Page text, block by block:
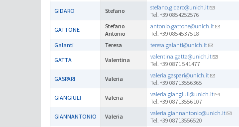
GIDARO
Stefano
stefano.gidaro@unich.it
Tel. +39 0854252576
GATTONE
Stefano
Antonio
antonio.gattone@unich.it
Tel. +39 0854537518
Galanti Teresa teresa.galanti@unich.it
GATTA
Valentina
valentina.gatta@unich.it
Tel. +39 0871 541477
GASPARI Valeria
valeria.gaspari@unich.it
Tel. +39 08713556365
GIANGIULI
Valeria
valeria.giangiuli@unich.it
Tel. +39 08713556107
GIANNANTONIO
Valeria
valeria.giannantonio@unich.it
Tel. +39 08713556520